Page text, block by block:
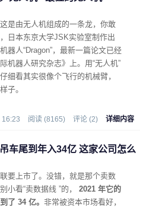
是由无人机组成的一条龙，你敢
日本东京大学JSK实验室制作出
器人“Dragon”，最新一篇论文已经
机器人研究杂志》上。用“无人机”
细看其实很像个飞行的机械臂，
子。
阅读 (8165) 评论 (2) 详细内容
车尾到年入34亿 这家公司怎么
要上市了。没错，就是那个卖数
看“卖数据线 ”的， 2021 年它的
了 34 亿。 非常被资本市场看好，